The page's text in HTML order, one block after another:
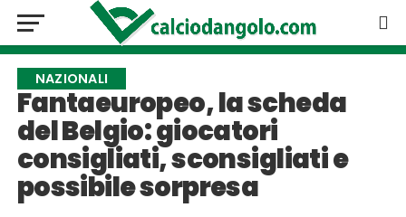
NAZIONALI
Fantaeuropeo, la scheda
del Belgio: giocatori
consigliati, sconsigliati e
possibile sorpresa